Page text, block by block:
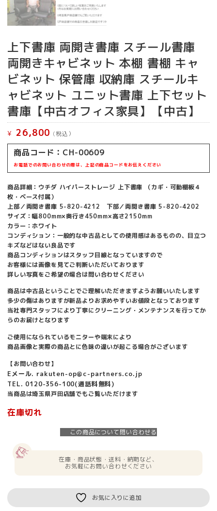
上下書庫 両開き書庫 スチール書庫
両開きキャビネット 本棚 書棚 キャ
ビネット 保管庫 収納庫 スチールキ
ャビネット ユニット書庫 上下セット
書庫【中古オフィス家具】【中古】
¥ 26,800 (税込）
商品コード：CH-00609
お電話でのお問い合わせの際は、上記の商品コードをお伝えください
商品詳細：ウチダ ハイパーストレージ 上下書庫 （カギ・可動棚板４
枚・ベース付属）
上部／両開き書庫 5-820-4212 下部／両開き書庫 5-820-4202
サイズ：幅800mm×奥行き450mm×高さ2150mm
カラー：ホワイト
コンディション：一般的な中古品としての使用感はあるものの、目立つ
キズなどはない良品です
商品コンディションはスタッフ目線となっていますので
お客様には画像を見てご判断いただいております
詳しい写真をご希望の場合は問い合わせください
商品は中古品ということでご理解いただきますようお願いいたします
多少の傷はありますが新品よりお求めやすいお値段となっております
当社専門スタッフにより丁寧にクリーニング・メンテナンスを行ってか
らのお届けとなります
ご使用になられているモニターや端末により
商品画像と実際の商品とに色味の違いが起こる場合がございます
【お問い合わせ】
Eメール. rakuten-op@c-partners.co.jp
TEL. 0120-356-100(通話料無料)
当商品は埼玉県戸田店舗でもご覧いただけます
在庫切れ
この商品について問い合わせる
在庫・商品状態・送料・納期など、
お気軽にお問い合わせください
お気に入りに追加